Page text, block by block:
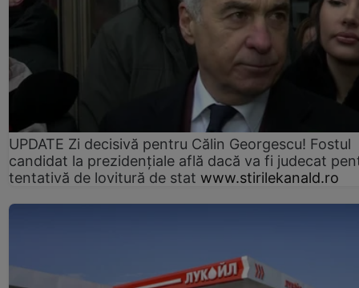
UPDATE Zi decisivă pentru Călin Georgescu! Fostul
candidat la prezidențiale află dacă va fi judecat
tentativă de lovitură de stat www.stirilekanald.ro